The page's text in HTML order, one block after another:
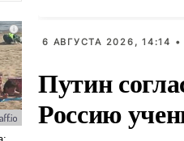
6 АВГУСТА 2026, 14:14 •
Путин
Россию